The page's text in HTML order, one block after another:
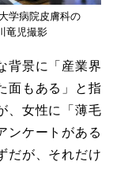
学病院皮膚科の
竜児撮影
背景に「産業界
面もある」と指
、女性に「薄毛
ンケートがある
だが、それだけ